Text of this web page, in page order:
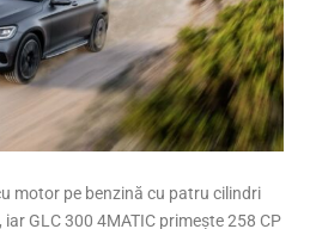
motor pe benzină cu patru cilindri
GLC 300 4MATIC primește 258 CP